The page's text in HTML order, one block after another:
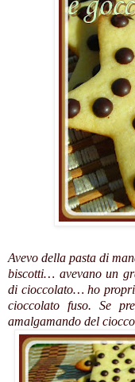
Avevo della pasta di
biscotti… avevano un
di cioccolato… ho
cioccolato fuso. Se
amalgamando del